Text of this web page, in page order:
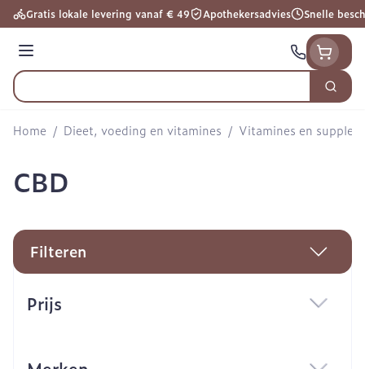
Ga naar de inhoud
Gratis lokale levering vanaf € 49 Apothekersadvies Snelle
Menu
Product, merk, categorie...
Zoek
Home / Dieet, voeding en vitamines / Vitamines en
CBD
Filteren
Prijs